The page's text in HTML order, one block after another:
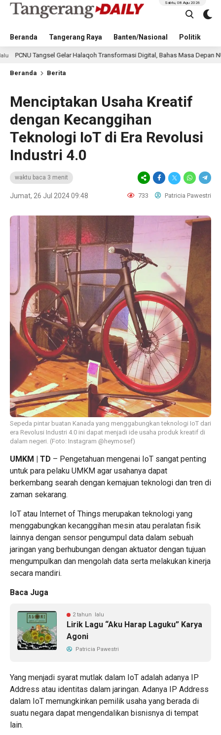
Beranda Tangerang Raya Banten/Nasional Politik
Sabtu, 08 Agu 2026
Gelar Halaqoh Transformasi Digital, Bahas Masa Depan NU di Era
Beranda Berita
Menciptakan Usaha Kreatif
dengan Kecanggihan
Teknologi IoT di Era Revolusi
Industri 4.0
waktu baca 3 menit
Jumat, 26 Jul 2024 09:48 733 Patricia Pawestri
Sepeda pintar buatan Kanada yang menggabungkan teknologi IoT dari
era Revolusi Industri 4.0 ini dapat menjadi ide usaha produk kreatif di
dalam negeri. (Foto: Instagram @heymosef)
UMKM | TD – Pengetahuan mengenai IoT sangat penting
untuk para pelaku UMKM agar usahanya dapat
berkembang searah dengan kemajuan teknologi dan tren di
zaman sekarang.
IoT atau Internet of Things merupakan teknologi yang
menggabungkan kecanggihan mesin atau peralatan fisik
lainnya dengan sensor pengumpul data dalam sebuah
jaringan yang berhubungan dengan aktuator dengan tujuan
mengumpulkan dan mengolah data serta melakukan kinerja
secara mandiri.
Baca Juga
2 tahun lalu
Lirik Lagu “Aku Harap Laguku” Karya
Agoni
Patricia Pawestri
Yang menjadi syarat mutlak dalam IoT adalah adanya IP
Address atau identitas dalam jaringan. Adanya IP Address
dalam IoT memungkinkan pemilik usaha yang berada di
suatu negara dapat mengendalikan bisnisnya di tempat
lain.